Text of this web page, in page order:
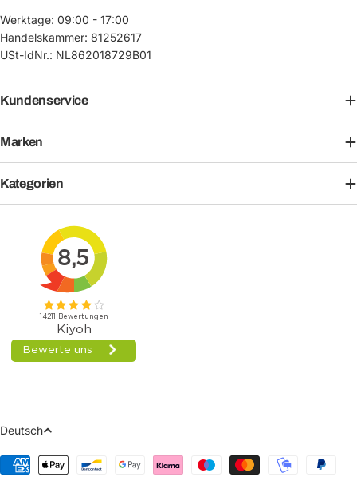
Werktage: 09:00 - 17:00
Handelskammer: 81252617
USt-IdNr.: NL862018729B01
Kundenservice
Marken
Kategorien
Sprache
Deutsch
Zahlungsmethoden